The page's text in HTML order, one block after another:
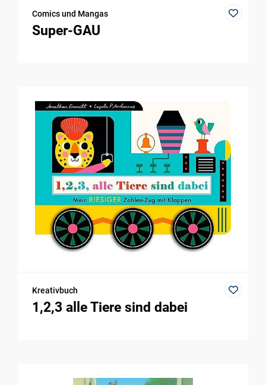
Comics und Mangas
Super-GAU
Kreativbuch
1,2,3 alle Tiere sind dabei